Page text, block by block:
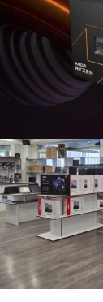
nikada
7000